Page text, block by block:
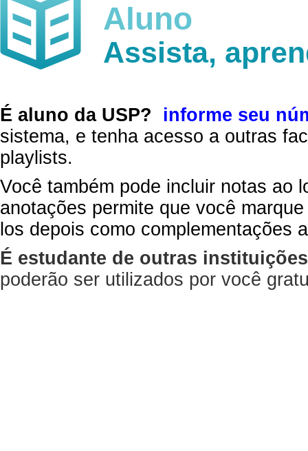
Aluno
Assista,
É aluno da USP?
informe seu
sistema, e tenha acesso a outras
playlists.
Você também pode incluir notas ao
anotações permite que você
los depois como complementações
É estudante de outras
poderão ser utilizados por você